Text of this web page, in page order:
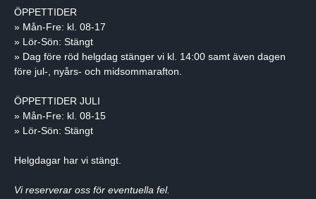
ÖPPETTIDER
» Mån-Fre: kl. 08-17
» Lör-Sön: Stängt
» Dag före röd helgdag stänger vi kl. 14:00 samt även dagen
före jul-, nyårs- och midsommarafton.
ÖPPETTIDER JULI
» Mån-Fre: kl. 08-15
» Lör-Sön: Stängt
Helgdagar har vi stängt.
Vi reserverar oss för eventuella fel.